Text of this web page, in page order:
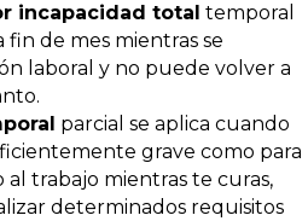
incapacidad total temporal
fin de mes mientras se
laboral y no puede volver a
parcial se aplica cuando
grave como para
trabajo mientras te curas,
determinados requisitos